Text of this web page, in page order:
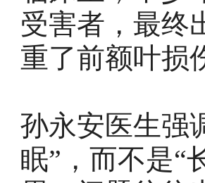
受害者，最终
重了前额叶损
孙永安医生强
眠”，而不是“